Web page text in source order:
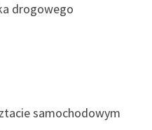
drogowego
samochodowym